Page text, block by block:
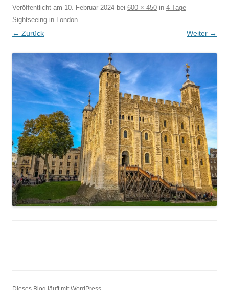
Veröffentlicht am 10. Februar 2024 bei 600 × 450 in 4 Tage
Sightseeing in London.
← Zurück Weiter →